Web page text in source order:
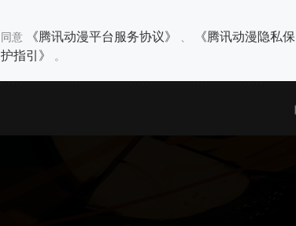
同意 《腾讯动漫平台服务协议》
《腾讯动漫隐私保
护指引》
。